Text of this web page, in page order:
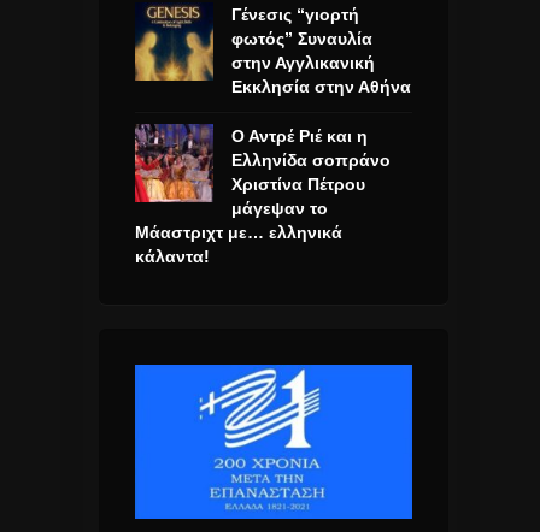
Γένεσις “γιορτή
φωτός” Συναυλία
στην Αγγλικανική
Εκκλησία στην Αθήνα
Ο Αντρέ Ριέ και η
Ελληνίδα σοπράνο
Χριστίνα Πέτρου
μάγεψαν το
Μάαστριχτ με… ελληνικά
κάλαντα!